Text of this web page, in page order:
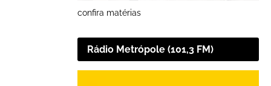
confira matérias
Rádio Metrópole (101,3 FM)